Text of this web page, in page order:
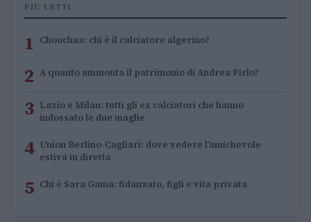
PIÙ LETTI
1 Chouchaa: chi è il calciatore algerino?
2 A quanto ammonta il patrimonio di Andrea Pirlo?
3 Lazio e Milan: tutti gli ex calciatori che hanno
indossato le due maglie
4 Union Berlino-Cagliari: dove vedere l’amichevole
estiva in diretta
5 Chi è Sara Gama: fidanzato, figli e vita privata